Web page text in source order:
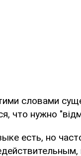
словами
что нужно
есть, но